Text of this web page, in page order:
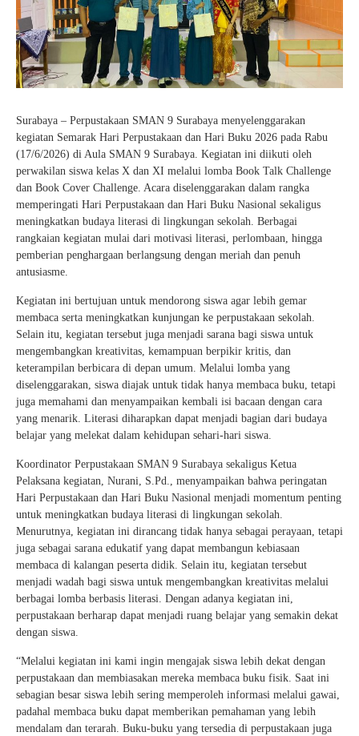
Matematika
Dance
Paduan Suara
Dapodik
Buku Paket
Khataman GTK
Surabaya – Perpustakaan SMAN 9 Surabaya menyelenggarakan
kegiatan Semarak Hari Perpustakaan dan Hari Buku 2026 pada Rabu
(17/6/2026) di Aula SMAN 9 Surabaya. Kegiatan ini diikuti oleh
perwakilan siswa kelas X dan XI melalui lomba Book Talk Challenge
dan Book Cover Challenge. Acara diselenggarakan dalam rangka
memperingati Hari Perpustakaan dan Hari Buku Nasional sekaligus
meningkatkan budaya literasi di lingkungan sekolah. Berbagai
rangkaian kegiatan mulai dari motivasi literasi, perlombaan, hingga
pemberian penghargaan berlangsung dengan meriah dan penuh
antusiasme.
Kegiatan ini bertujuan untuk mendorong siswa agar lebih gemar
membaca serta meningkatkan kunjungan ke perpustakaan sekolah.
Selain itu, kegiatan tersebut juga menjadi sarana bagi siswa untuk
mengembangkan kreativitas, kemampuan berpikir kritis, dan
keterampilan berbicara di depan umum. Melalui lomba yang
diselenggarakan, siswa diajak untuk tidak hanya membaca buku, tetapi
juga memahami dan menyampaikan kembali isi bacaan dengan cara
yang menarik. Literasi diharapkan dapat menjadi bagian dari budaya
belajar yang melekat dalam kehidupan sehari-hari siswa.
Koordinator Perpustakaan SMAN 9 Surabaya sekaligus Ketua
Pelaksana kegiatan, Nurani, S.Pd., menyampaikan bahwa peringatan
Hari Perpustakaan dan Hari Buku Nasional menjadi momentum penting
untuk meningkatkan budaya literasi di lingkungan sekolah.
Menurutnya, kegiatan ini dirancang tidak hanya sebagai perayaan, tetapi
juga sebagai sarana edukatif yang dapat membangun kebiasaan
membaca di kalangan peserta didik. Selain itu, kegiatan tersebut
menjadi wadah bagi siswa untuk mengembangkan kreativitas melalui
berbagai lomba berbasis literasi. Dengan adanya kegiatan ini,
perpustakaan berharap dapat menjadi ruang belajar yang semakin dekat
dengan siswa.
“Melalui kegiatan ini kami ingin mengajak siswa lebih dekat dengan
perpustakaan dan membiasakan mereka membaca buku fisik. Saat ini
sebagian besar siswa lebih sering memperoleh informasi melalui gawai,
padahal membaca buku dapat memberikan pemahaman yang lebih
mendalam dan terarah. Buku-buku yang tersedia di perpustakaan juga